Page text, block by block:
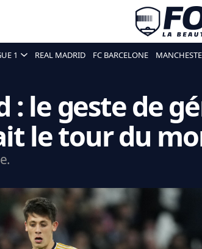
1 REAL MADRID FC BARCELONE
: le geste de
le tour du